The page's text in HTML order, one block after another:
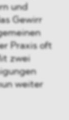
und
Gewirr
Praxis oft
zwei
weiter